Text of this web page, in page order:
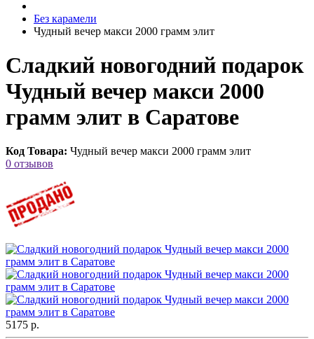
Без карамели
Чудный вечер макси 2000 грамм элит
Сладкий новогодний подарок
Чудный вечер макси 2000
грамм элит в Саратове
Код Товара: Чудный вечер макси 2000 грамм элит
0 отзывов
5175 р.